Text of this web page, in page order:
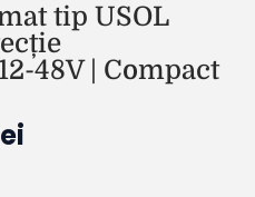
tip USOL
48V | Compact